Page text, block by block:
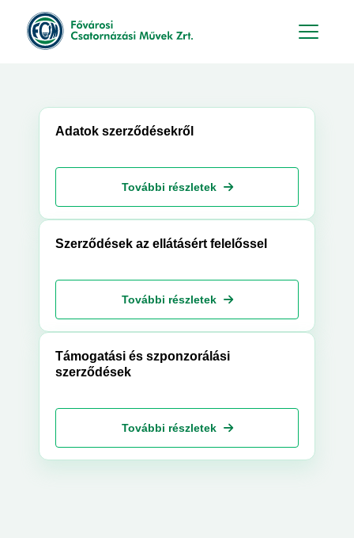
Adatok szerződésekről
További részletek
Szerződések az ellátásért felelőssel
További részletek
Támogatási és szponzorálási
szerződések
További részletek